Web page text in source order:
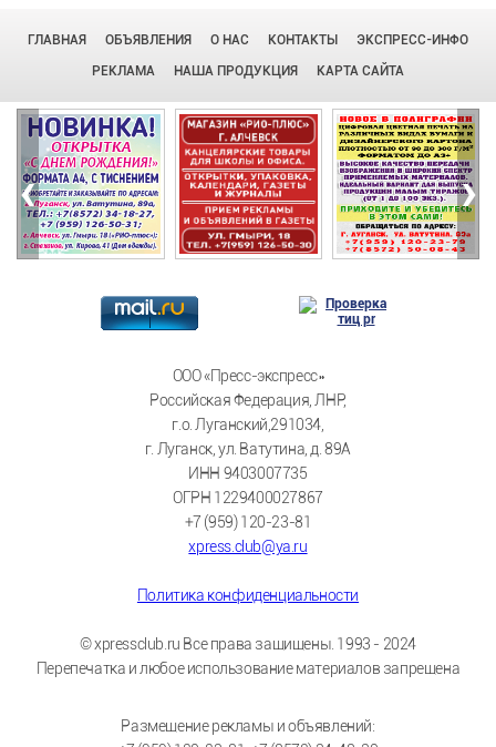
ГЛАВНАЯ ОБЪЯВЛЕНИЯ О НАС КОНТАКТЫ
ЭКСПРЕСС-ИНФО
РЕКЛАМА
НАША ПРОДУКЦИЯ КАРТА САЙТА
‹ ›
ООО «Пресс-экспресс»
Российская Федерация, ЛНР,
г.о. Луганский,291034,
г. Луганск, ул. Ватутина, д. 89А
ИНН 9403007735
ОГРН 1229400027867
+7 (959) 120-23-81
xpress.club@ya.ru
Политика конфиденциальности
© xpressclub.ru Все права защищены. 1993 - 2024
Перепечатка и любое использование материалов запрещена
Размещение рекламы и объявлений: